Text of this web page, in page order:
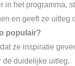
in het programma,
en geeft ze uitleg
populair?
ze inspiratie
de duidelijke uitleg.